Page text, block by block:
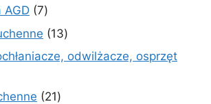
AGD 77
produktów
1313
produktów
odwilżacze, osprzęt
2121